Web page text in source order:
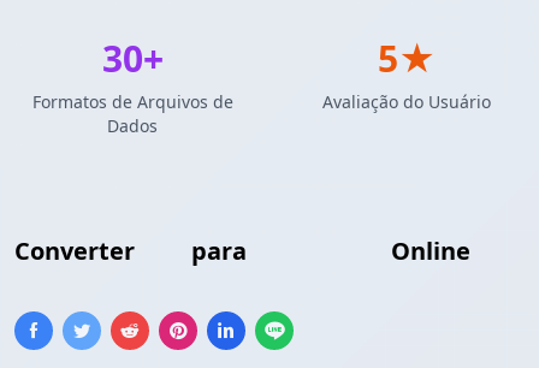
Converter para Online
30+
Formatos de Arquivos de
Dados
5★
Avaliação do Usuário